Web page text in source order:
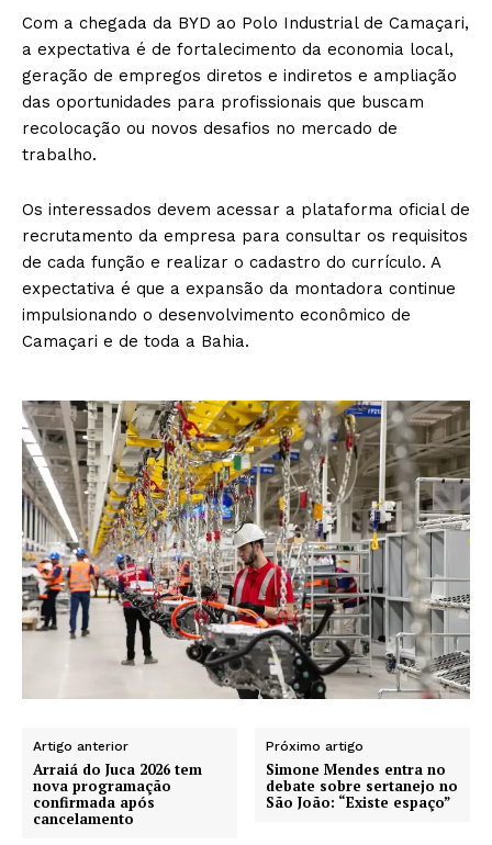
Com a chegada da BYD ao Polo Industrial de Camaçari,
a expectativa é de fortalecimento da economia local,
geração de empregos diretos e indiretos e ampliação
das oportunidades para profissionais que buscam
recolocação ou novos desafios no mercado de
trabalho.
Os interessados devem acessar a plataforma oficial de
recrutamento da empresa para consultar os requisitos
de cada função e realizar o cadastro do currículo. A
expectativa é que a expansão da montadora continue
impulsionando o desenvolvimento econômico de
Camaçari e de toda a Bahia.
Artigo anterior
Arraiá do Juca 2026 tem
nova programação
confirmada após
cancelamento
Próximo artigo
Simone Mendes entra no
debate sobre sertanejo no
São João: “Existe espaço”